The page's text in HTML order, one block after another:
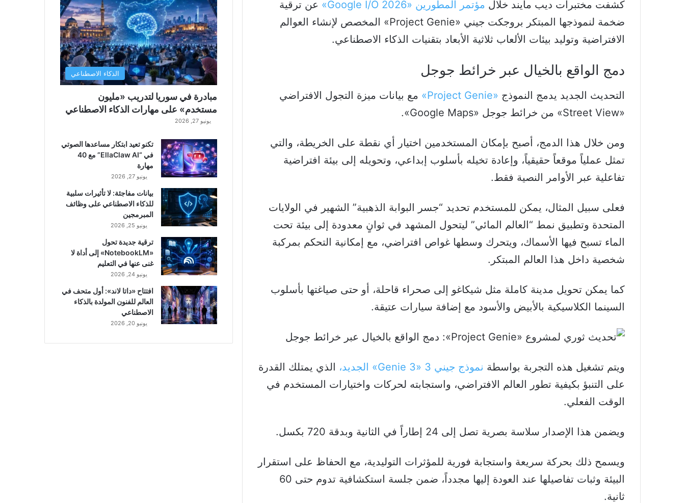
​كشفت مختبرات ديب مايند خلال مؤتمر المطورين «Google I/O 2026»
عن ترقية
ضخمة لنموذجها المبتكر بروجكت جيني «Project Genie» المخصص لإنشاء العوالم
الافتراضية وتوليد بيئات الألعاب ثلاثية الأبعاد بتقنيات الذكاء الاصطناعي.
​دمج الواقع بالخيال عبر خرائط جوجل
التحديث الجديد يدمج النموذج «Project Genie»
مع بيانات ميزة التجول الافتراضي
«Street View» من خرائط جوجل «Google Maps».
ومن خلال هذا الدمج، أصبح بإمكان المستخدمين اختيار أي نقطة على الخريطة، والتي
تمثل عملياً موقعاً حقيقياً، وإعادة تخيله بأسلوب إبداعي، وتحويله إلى بيئة افتراضية
تفاعلية عبر الأوامر النصية فقط.
فعلى سبيل المثال، يمكن للمستخدم تحديد “جسر البوابة الذهبية” الشهير في الولايات
المتحدة وتطبيق نمط “العالم المائي” ليتحول المشهد في ثوانٍ معدودة إلى بيئة تحت
الماء تسبح فيها الأسماك، ويتحرك وسطها غواص افتراضي، مع إمكانية التحكم بمركبة
شخصية داخل هذا العالم المبتكر.
كما يمكن تحويل مدينة كاملة مثل شيكاغو إلى صحراء قاحلة، أو حتى صياغتها بأسلوب
السينما الكلاسيكية بالأبيض والأسود مع إضافة سيارات عتيقة.
و​يتم تشغيل هذه التجربة بواسطة نموذج جيني 3 «Genie 3» الجديد،
الذي يمتلك القدرة
على التنبؤ بكيفية تطور العالم الافتراضي، واستجابته لحركات واختيارات المستخدم في
الوقت الفعلي.
ويضمن هذا الإصدار سلاسة بصرية تصل إلى 24 إطاراً في الثانية وبدقة 720 بكسل.
ويسمح ذلك بحركة سريعة واستجابة فورية للمؤثرات التوليدية، مع الحفاظ على استقرار
البيئة وثبات تفاصيلها عند العودة إليها مجدداً، ضمن جلسة استكشافية تدوم حتى 60
ثانية.
الذكاء الاصطناعي
مبادرة في سوريا لتدريب «مليون
مستخدم» على مهارات الذكاء الاصطناعي
يونيو 27, 2026
تكنو تعيد ابتكار مساعدها الصوتي
في “EllaClaw AI” مع 40
مهارة
يونيو 27, 2026
بيانات مفاجئة: لا تأثيرات سلبية
للذكاء الاصطناعي على وظائف
المبرمجين
يونيو 25, 2026
ترقية جديدة تحول
«NotebookLM» إلى أداة لا
غنى عنها في التعليم
يونيو 24, 2026
افتتاح «داتا لاند»: أول متحف في
العالم للفنون المولدة بالذكاء
الاصطناعي
يونيو 20, 2026